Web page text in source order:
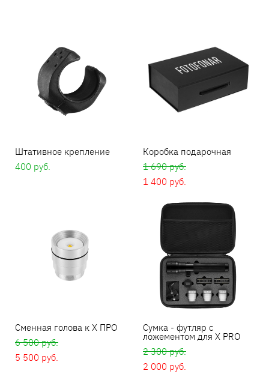
Штативное крепление
400 pуб.
Коробка подарочная
1 690 pуб.
1 400 pуб.
Сменная голова к X ПРО
6 500 pуб.
5 500 pуб.
Сумка - футляр с
ложементом для X PRO
2 300 pуб.
2 000 pуб.